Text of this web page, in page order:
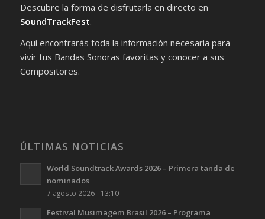
Descubre la forma de disfrutarla en directo en
SoundTrackFest.
Aquí encontrarás toda la información necesaria para
vivir tus Bandas Sonoras favoritas y conocer a sus
Compositores.
ÚLTIMAS NOTICIAS
World Soundtrack Awards 2026 – Primera tanda de
nominados
7 agosto 2026 - 13:10
Festival Musimagem Brasil 2026 – Programa